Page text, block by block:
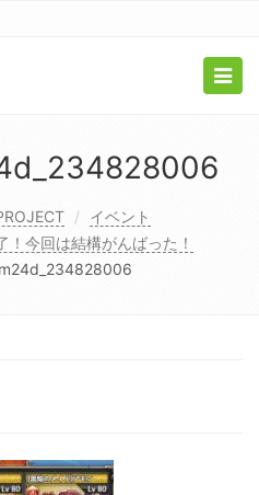
イベント
！今回は結構がんばった！